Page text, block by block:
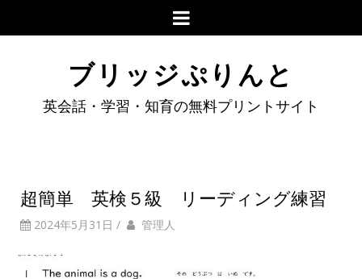
ブリッジぷりんと
英会話・学習・知育の無料プリントサイト
超簡単 英検５級 リーディング練習
2024年5月31日 / 管理人